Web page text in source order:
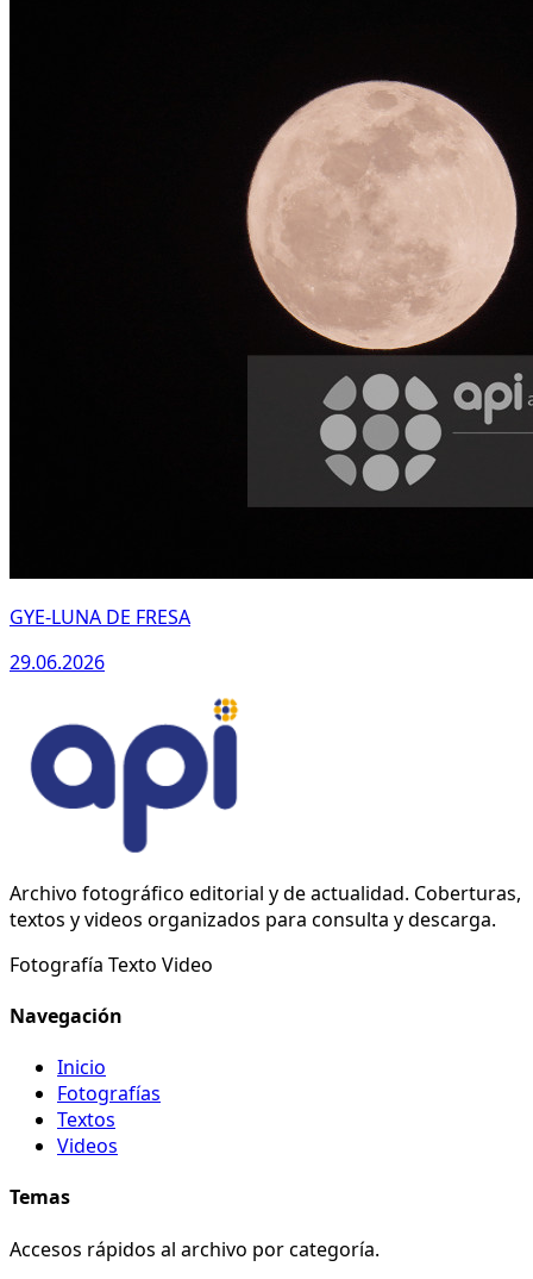
GYE-LUNA DE FRESA
29.06.2026
Archivo fotográfico editorial y de actualidad. Coberturas,
textos y videos organizados para consulta y descarga.
Fotografía Texto Video
Navegación
Inicio
Fotografías
Textos
Videos
Temas
Accesos rápidos al archivo por categoría.